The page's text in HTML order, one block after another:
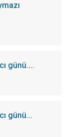
günü....
günü...